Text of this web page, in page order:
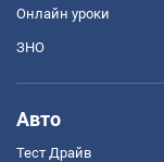
Онлайн уроки
ЗНО
Авто
Тест Драйв